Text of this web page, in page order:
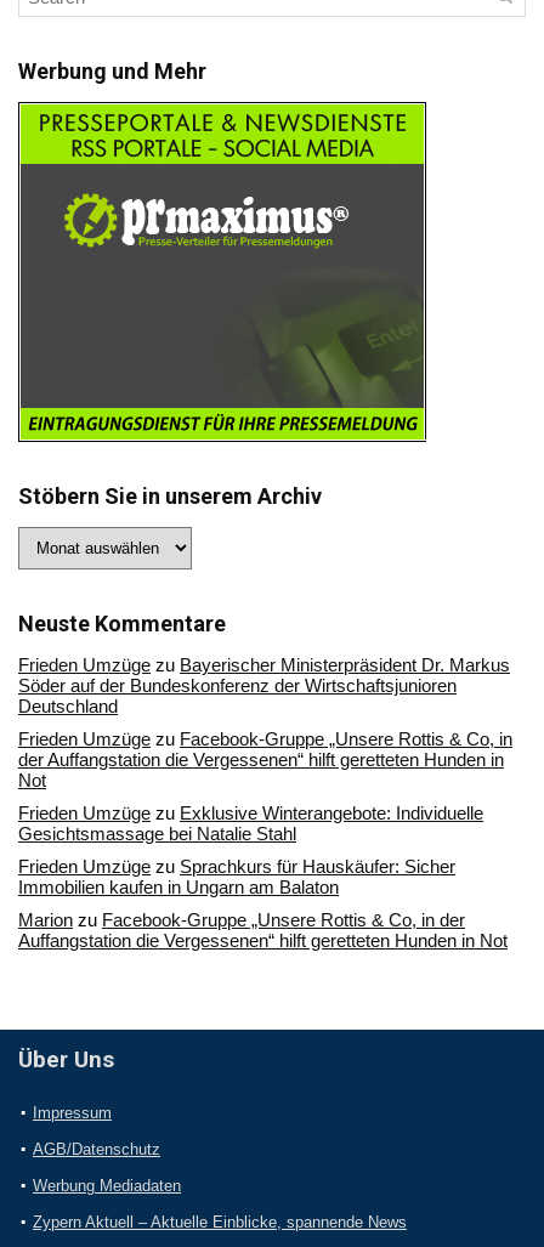
Werbung und Mehr
Stöbern Sie in unserem Archiv
Sie
Archiv
Neuste Kommentare
Frieden Umzüge zu Bayerischer Ministerpräsident Dr. Markus
Söder auf der Bundeskonferenz der Wirtschaftsjunioren
Deutschland
Frieden Umzüge zu Facebook-Gruppe „Unsere Rottis & Co, in
der Auffangstation die Vergessenen“ hilft geretteten Hunden in
Not
Frieden Umzüge zu Exklusive Winterangebote: Individuelle
Gesichtsmassage bei Natalie Stahl
Frieden Umzüge zu Sprachkurs für Hauskäufer: Sicher
Immobilien kaufen in Ungarn am Balaton
Marion zu Facebook-Gruppe „Unsere Rottis & Co, in der
Auffangstation die Vergessenen“ hilft geretteten Hunden in Not
Über Uns
Impressum
AGB/Datenschutz
Werbung Mediadaten
Zypern Aktuell – Aktuelle Einblicke, spannende News